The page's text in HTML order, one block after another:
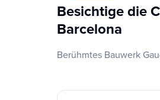
Besichtige die
Barcelona
Berühmtes Bauwerk